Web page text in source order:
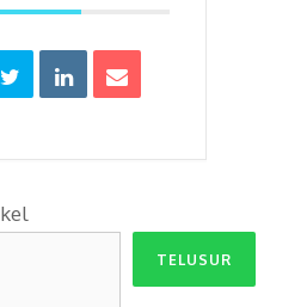
TELUSUR